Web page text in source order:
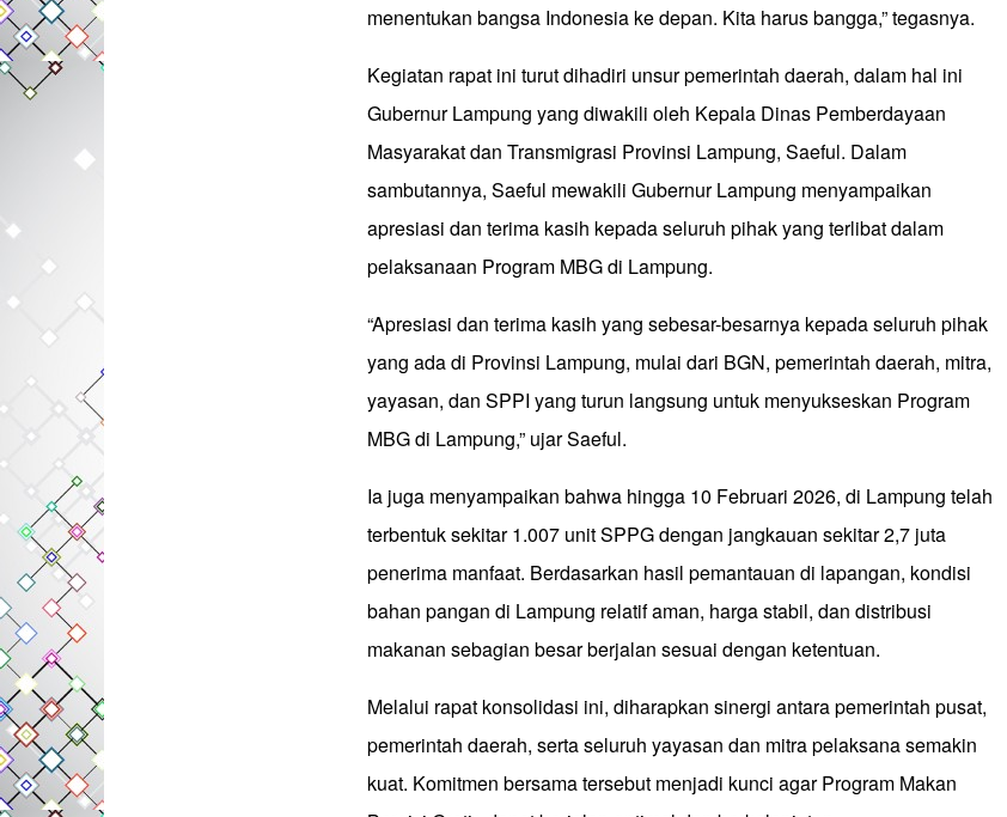
menentukan bangsa Indonesia ke depan. Kita harus bangga,” tegasnya.
Kegiatan rapat ini turut dihadiri unsur pemerintah daerah, dalam hal ini
Gubernur Lampung yang diwakili oleh Kepala Dinas Pemberdayaan
Masyarakat dan Transmigrasi Provinsi Lampung, Saeful. Dalam
sambutannya, Saeful mewakili Gubernur Lampung menyampaikan
apresiasi dan terima kasih kepada seluruh pihak yang terlibat dalam
pelaksanaan Program MBG di Lampung.
“Apresiasi dan terima kasih yang sebesar-besarnya kepada seluruh pihak
yang ada di Provinsi Lampung, mulai dari BGN, pemerintah daerah, mitra,
yayasan, dan SPPI yang turun langsung untuk menyukseskan Program
MBG di Lampung,” ujar Saeful.
Ia juga menyampaikan bahwa hingga 10 Februari 2026, di Lampung telah
terbentuk sekitar 1.007 unit SPPG dengan jangkauan sekitar 2,7 juta
penerima manfaat. Berdasarkan hasil pemantauan di lapangan, kondisi
bahan pangan di Lampung relatif aman, harga stabil, dan distribusi
makanan sebagian besar berjalan sesuai dengan ketentuan.
Melalui rapat konsolidasi ini, diharapkan sinergi antara pemerintah pusat,
pemerintah daerah, serta seluruh yayasan dan mitra pelaksana semakin
kuat. Komitmen bersama tersebut menjadi kunci agar Program Makan